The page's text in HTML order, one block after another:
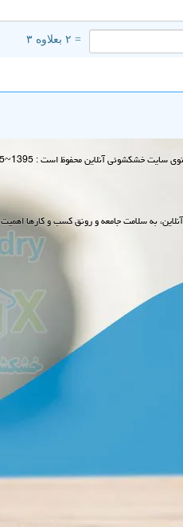
= ۲ بعلاوه ۳
به سلامت جامعه و رونق کسب و کارها